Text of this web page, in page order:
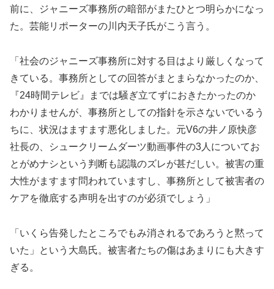
前に、ジャニーズ事務所の暗部がまたひとつ明らかになっ
た。芸能リポーターの川内天子氏がこう言う。
「社会のジャニーズ事務所に対する目はより厳しくなって
きている。事務所としての回答がまとまらなかったのか、
『24時間テレビ』までは騒ぎ立てずにおきたかったのか
わかりませんが、事務所としての指針を示さないでいるう
ちに、状況はますます悪化しました。元V6の井ノ原快彦
社長の、シュークリームダーツ動画事件の3人についてお
とがめナシという判断も認識のズレが甚だしい。被害の重
大性がますます問われていますし、事務所として被害者の
ケアを徹底する声明を出すのが必須でしょう」
「いくら告発したところでもみ消されるであろうと黙って
いた」という大島氏。被害者たちの傷はあまりにも大きす
ぎる。